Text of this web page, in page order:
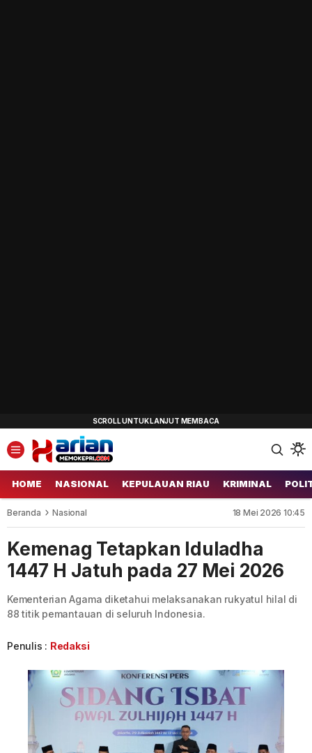
HOME NASIONAL KEPULAUAN RIAU KRIMINAL
Beranda Nasional 18 Mei 2026 10:45
Kemenag Tetapkan Iduladha
1447 H Jatuh pada 27 Mei 2026
Kementerian Agama diketahui melaksanakan rukyatul hilal di
88 titik pemantauan di seluruh Indonesia.
Penulis : Redaksi